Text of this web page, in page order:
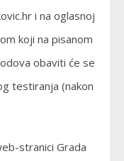
i na oglasnoj
koji na pisanom
obaviti će se
testiranja (nakon
stranici Grada